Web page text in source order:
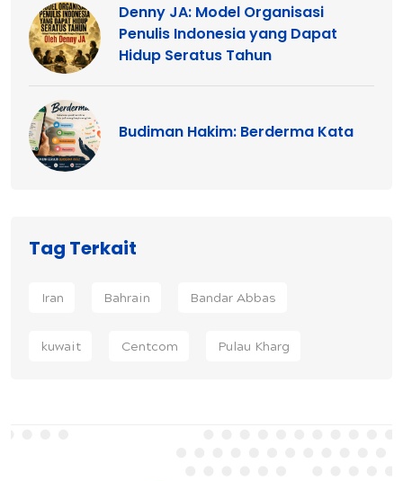
Denny JA: Model Organisasi
Penulis Indonesia yang Dapat
Hidup Seratus Tahun
Budiman Hakim: Berderma Kata
Tag Terkait
Iran Bahrain Bandar Abbas
kuwait Centcom Pulau Kharg